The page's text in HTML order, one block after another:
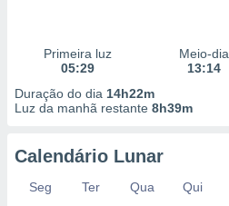
Primeira luz
05:29
Meio-dia
13:14
Duração do dia 14h22m
Luz da manhã restante 8h39m
Calendário Lunar
Seg Ter Qua Qui